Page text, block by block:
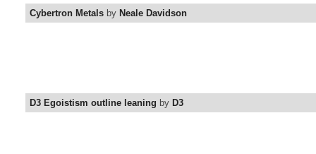
Cybertron Metals by Neale Davidson
D3 Egoistism outline leaning by D3